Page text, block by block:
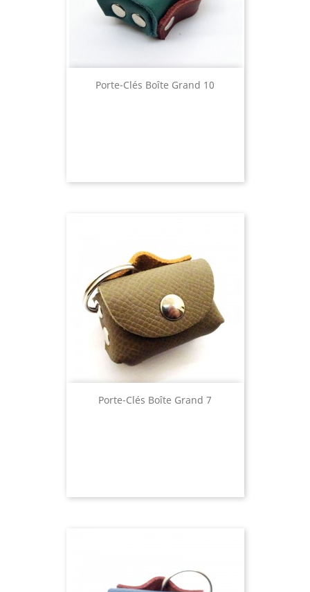
Porte-Clés Boîte Grand 10
Porte-Clés Boîte Grand 7